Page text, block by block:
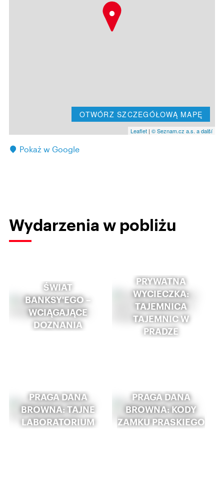
OTWÓRZ SZCZEGÓŁOWĄ MAPĘ
Leaflet | © Seznam.cz a.s. a další
Pokaż w Google
Wydarzenia w pobliżu
ŚWIAT
BANKSY'EGO –
WCIĄGAJĄCE
DOZNANIA
PRYWATNA
WYCIECZKA:
TAJEMNICA
TAJEMNIC W
PRADZE
PRAGA DANA
BROWNA: TAJNE
LABORATORIUM
PRAGA DANA
BROWNA: KODY
ZAMKU PRASKIEGO